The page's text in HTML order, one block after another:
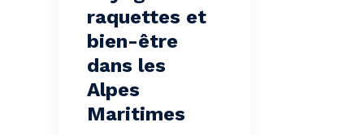
raquettes et
bien-être
dans les
Alpes
Maritimes